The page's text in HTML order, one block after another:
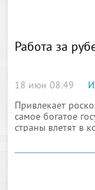
Работа за
18 июн 08:49
Привлекает
самое богатое
страны влетят в
найдётся всегда.